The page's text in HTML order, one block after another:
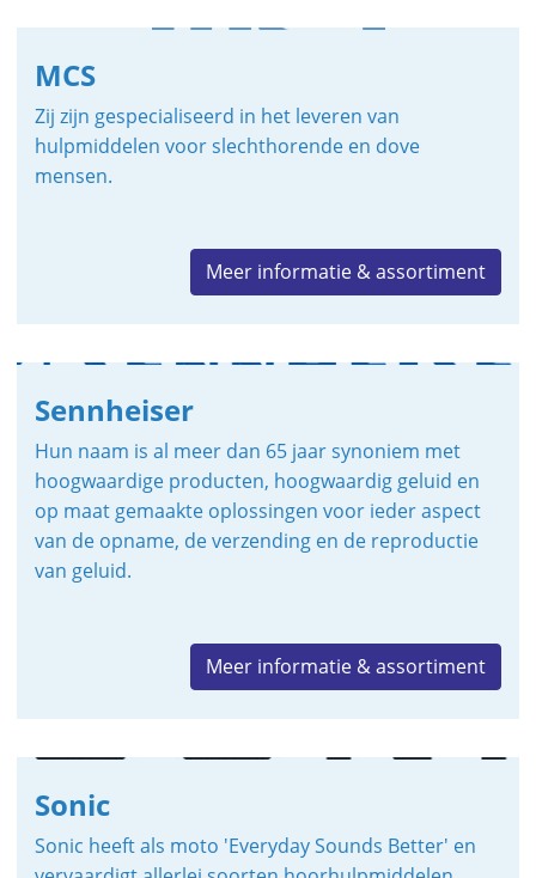
MCS
Zij zijn gespecialiseerd in het leveren van
hulpmiddelen voor slechthorende en dove
mensen.
Meer informatie & assortiment
Sennheiser
Hun naam is al meer dan 65 jaar synoniem met
hoogwaardige producten, hoogwaardig geluid en
op maat gemaakte oplossingen voor ieder aspect
van de opname, de verzending en de reproductie
van geluid.
Meer informatie & assortiment
Sonic
Sonic heeft als moto 'Everyday Sounds Better' en